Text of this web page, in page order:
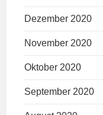
Dezember 2020
November 2020
Oktober 2020
September 2020